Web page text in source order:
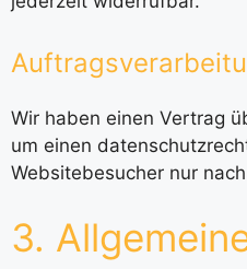
Wir haben einen Vertrag
um einen
Websitebesucher nur
3.